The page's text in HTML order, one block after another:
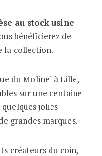
au stock usine
bénéficierez de
la collection.
du Molinel à Lille,
sur une centaine
jolies
grandes marques.
créateurs du coin,